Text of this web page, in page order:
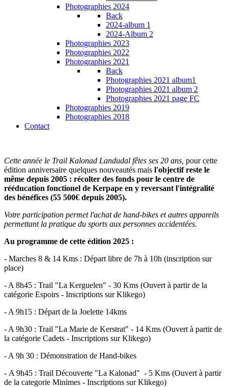
Photographies 2024
Back
2024-album 1
2024-Album 2
Photographies 2023
Photographies 2022
Photographies 2021
Back
Photographies 2021 album1
Photographies 2021 album 2
Photographies 2021 page FC
Photographies 2019
Photographies 2018
Contact
Cette année le Trail Kalonad Landudal fêtes ses 20 ans, pour cette
édition anniversaire quelques nouveautés mais l'objectif reste le
même depuis 2005 : récolter des fonds pour le centre de
rééducation fonctionel de Kerpape en y reversant l'intégralité
des bénéfices (55 500€ depuis 2005).
Votre participation permet l'achat de hand-bikes et autres appareils
permettant la pratique du sports aux personnes accidentées.
Au programme de cette édition 2025 :
- Marches 8 & 14 Kms : Départ libre de 7h à 10h (inscription sur
place)
- A 8h45 : Trail "La Kerguelen" - 30 Kms (Ouvert à partir de la
catégorie Espoirs - Inscriptions sur Klikego)
- A 9h15 : Départ de la Joelette 14kms
- A 9h30 : Trail "La Marie de Kerstrat" - 14 Kms (Ouvert à partir de
la catégorie Cadets - Inscriptions sur Klikego)
- A 9h 30 : Démonstration de Hand-bikes
- A 9h45 : Trail Découverte "La Kalonad" - 5 Kms (Ouvert à partir
de la categorie Minimes - Inscriptions sur Klikego)